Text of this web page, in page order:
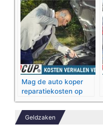
auto
Mag de auto koper
reparatiekosten op
jouw verhalen?
Geldzaken